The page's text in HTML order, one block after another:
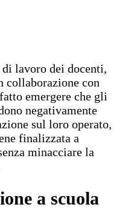
lavoro dei docenti,
con
emergere che gli
negativamente
sul loro operato,
finalizzata a
minacciare la
a scuola